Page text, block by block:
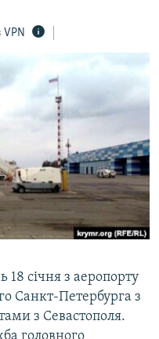
VPN
18 січня з аеропорту
Санкт-Петербурга з
з Севастополя.